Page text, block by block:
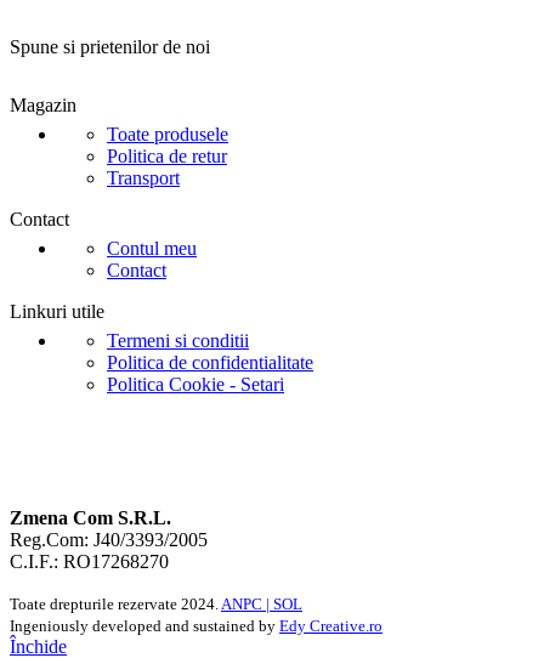
Spune si prietenilor de noi
Magazin
Toate produsele
Politica de retur
Transport
Contact
Contul meu
Contact
Linkuri utile
Termeni si conditii
Politica de confidentialitate
Politica Cookie - Setari
Zmena Com S.R.L.
Reg.Com: J40/3393/2005
C.I.F.: RO17268270
Toate drepturile rezervate 2024. ANPC | SOL
Ingeniously developed and sustained by Edy Creative.ro
Închide